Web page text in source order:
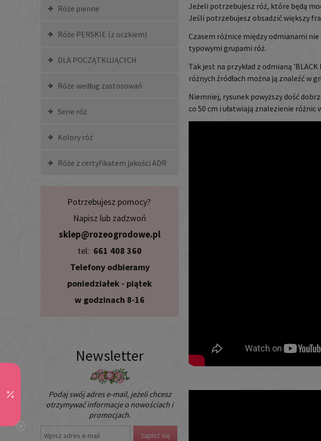
Róże pienne
Róże PERSKIE (z oczkiem)
DLA POCZĄTKUJĄCYCH
Róże według zastosowań
Serie róż
Kolory róż
Róże z certyfikatem jakości ADR
Potrzebujesz pomocy?
Napisz lub zadzwoń
sklep@rozeogrodowe.pl
tel: 661 408 360
Telefony odbieramy
poniedziałek - piątek
w godzinach 8-16
Newsletter
Podaj swój adres e-mail, jeżeli chcesz
otrzymywać informacje o nowościach i
promocjach.
zapisz się
Jeżeli potrzebujesz róż, które będą
Jeśli potrzebujesz obsadzić większy
Czasem różnice między odmianami
typowymi grupami róż.
Tak jest na przykład z odmianą
różnych źródłach można ją znaleźć w
Niemniej, rysunek powyższy dość
co 50 cm i ułatwiają znalezienie